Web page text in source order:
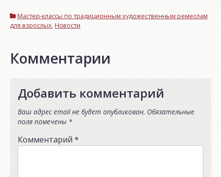
Мастер-классы по традиционным художественным ремеслам
для взрослых,Новости
Комментарии
Добавить комментарий
Ваш адрес email не будет опубликован. Обязательные
поля помечены *
Комментарий *